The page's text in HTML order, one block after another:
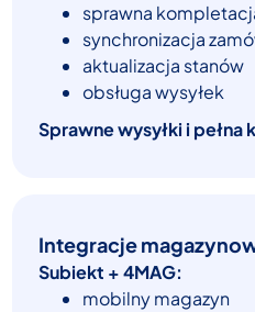
sprawna
synchronizacja
aktualizacja stanów
obsługa wysyłek
Sprawne wysyłki i pełna
Integracje
Subiekt + 4MAG:
mobilny magazyn